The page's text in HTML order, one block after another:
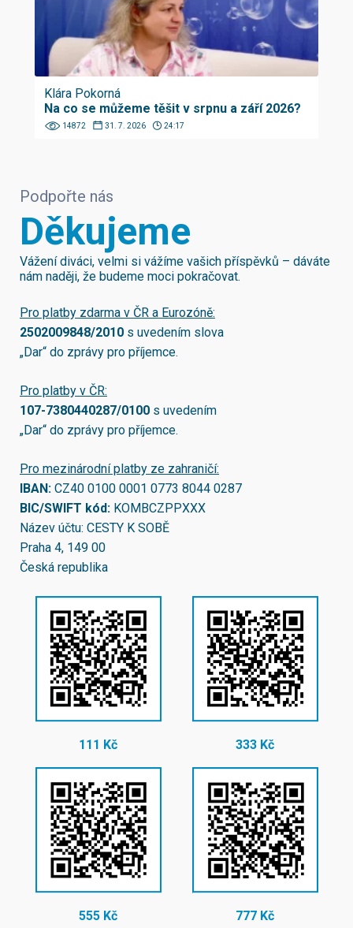
Klára Pokorná
Na co se můžeme těšit v srpnu a září 2026?
14872 31. 7. 2026 24:17
Podpořte nás
Děkujeme
Vážení diváci, velmi si vážíme vašich příspěvků – dáváte
nám naději, že budeme moci pokračovat.
Pro platby zdarma v ČR a Eurozóně:
2502009848/2010 s uvedením slova
„Dar“ do zprávy pro příjemce.
Pro platby v ČR:
107-7380440287/0100 s uvedením
„Dar“ do zprávy pro příjemce.
Pro mezinárodní platby ze zahraničí:
IBAN: CZ40 0100 0001 0773 8044 0287
BIC/SWIFT kód: KOMBCZPPXXX
Název účtu: CESTY K SOBĚ
Praha 4, 149 00
Česká republika
111 Kč 333 Kč
555 Kč 777 Kč